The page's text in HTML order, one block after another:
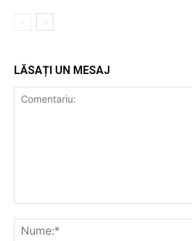
LĂSAȚI UN MESAJ